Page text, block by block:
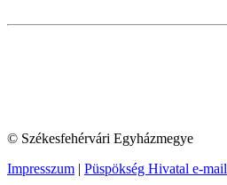
© Székesfehérvári Egyházmegye
Impresszum | Püspökség Hivatal e-mail